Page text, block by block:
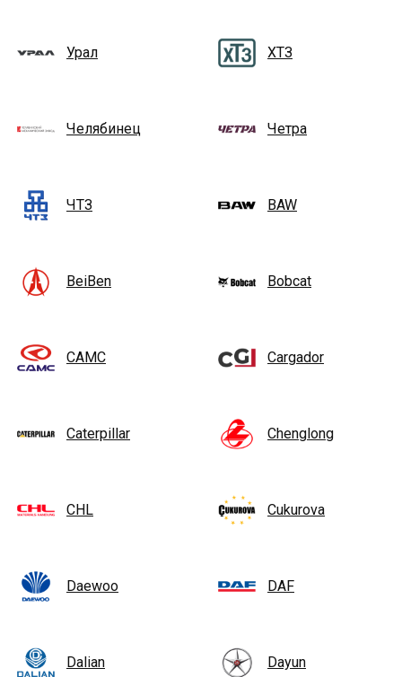
Урал ХТЗ
Челябинец Четра
ЧТЗ BAW
BeiBen Bobcat
CAMC Cargador
Caterpillar Chenglong
CHL Cukurova
Daewoo DAF
Dalian Dayun